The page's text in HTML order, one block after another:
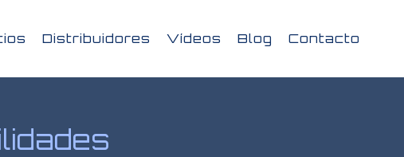
Distribuidores Vídeos Blog Contacto